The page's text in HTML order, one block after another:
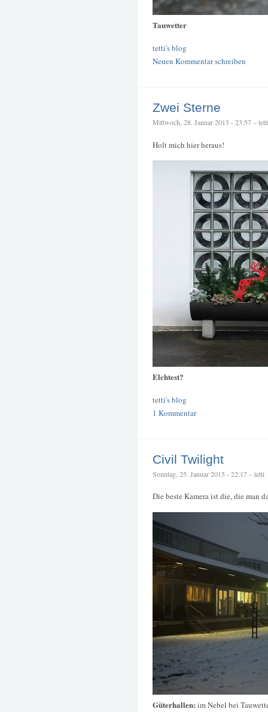
Tauwetter
tetti's blog
Neuen Kommentar schreiben
Zwei Sterne
Mittwoch, 28. Januar 2015 - 23:57 – tetti
Holt mich hier heraus!
Elchtest?
tetti's blog
1 Kommentar
Civil Twilight
Sonntag, 25. Januar 2015 - 22:17 – tetti
Die beste Kamera ist die, die man
Güterhallen: im Nebel bei